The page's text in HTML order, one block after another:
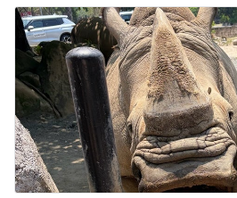
半年以上探した住み替えを一旦終了
Amebaトピックス 1日前
記事を読む